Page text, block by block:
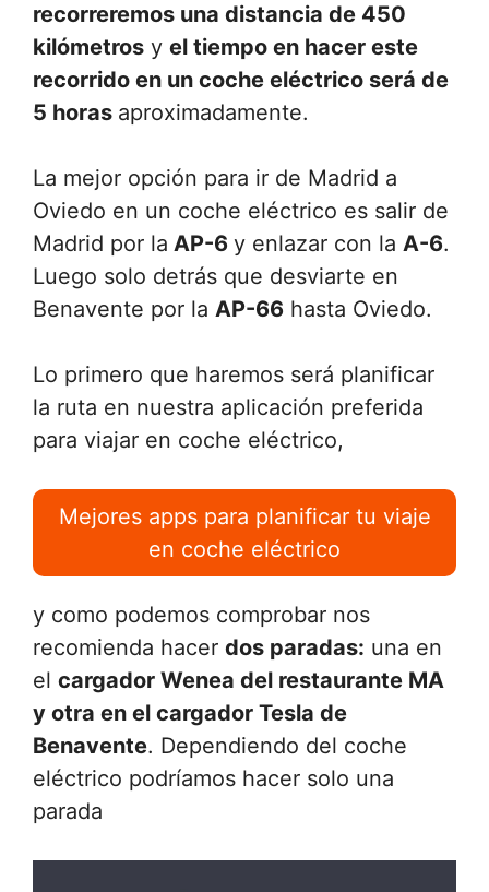
recorreremos una distancia de 450
kilómetros y el tiempo en hacer este
recorrido en un coche eléctrico será de
5 horas aproximadamente.
La mejor opción para ir de Madrid a
Oviedo en un coche eléctrico es salir de
Madrid por la AP-6 y enlazar con la A-6.
Luego solo detrás que desviarte en
Benavente por la AP-66 hasta Oviedo.
Lo primero que haremos será planificar
la ruta en nuestra aplicación preferida
para viajar en coche eléctrico,
Mejores apps para planificar tu viaje
en coche eléctrico
y como podemos comprobar nos
recomienda hacer dos paradas: una en
el cargador Wenea del restaurante MA
y otra en el cargador Tesla de
Benavente. Dependiendo del coche
eléctrico podríamos hacer solo una
parada